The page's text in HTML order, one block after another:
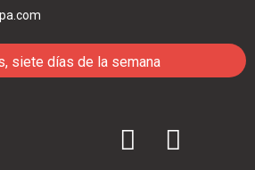
siete días de la semana